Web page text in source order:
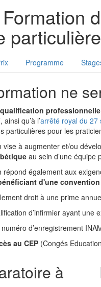
Formation
Programme
ne
qu’à l’arrêté royal du 27
particulières pour les
vise à augmenter et/ou
au sein d’une équipe
répond également aux
d'une
droit à une prime
d’infirmier ayant une
d’enregistrement
au CEP (Congés
à